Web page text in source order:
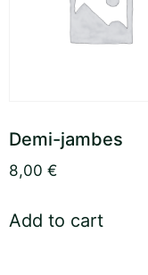
Demi-jambes
8,00 €
Add to cart